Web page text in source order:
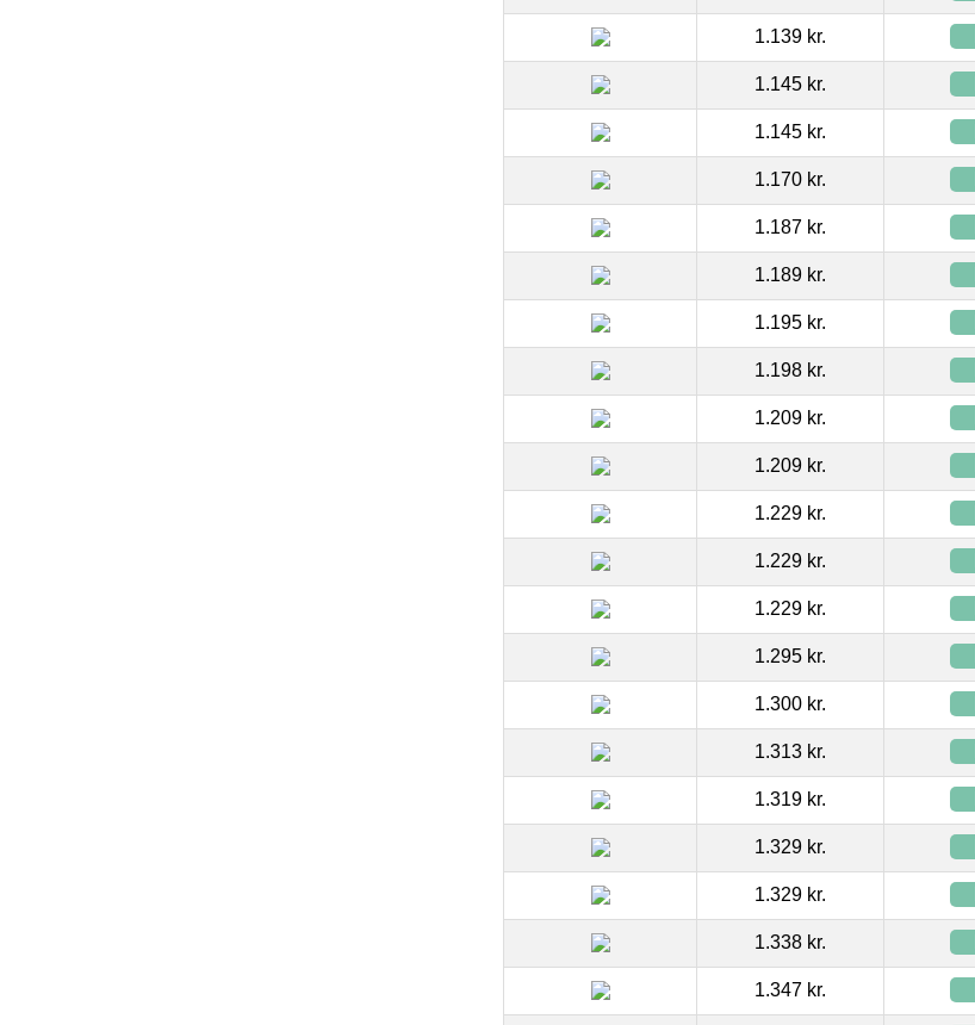
1.139 kr.
1.145 kr.
1.145 kr.
1.170 kr.
1.187 kr.
1.189 kr.
1.195 kr.
1.198 kr.
1.209 kr.
1.209 kr.
1.229 kr.
1.229 kr.
1.229 kr.
1.295 kr.
1.300 kr.
1.313 kr.
1.319 kr.
1.329 kr.
1.329 kr.
1.338 kr.
1.347 kr.